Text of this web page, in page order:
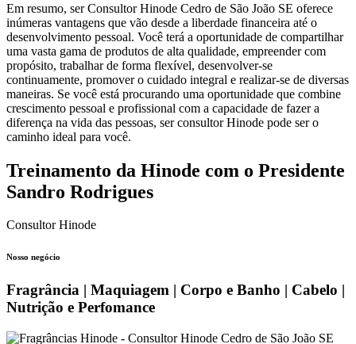
Em resumo, ser Consultor Hinode Cedro de São João SE oferece
inúmeras vantagens que vão desde a liberdade financeira até o
desenvolvimento pessoal. Você terá a oportunidade de compartilhar
uma vasta gama de produtos de alta qualidade, empreender com
propósito, trabalhar de forma flexível, desenvolver-se
continuamente, promover o cuidado integral e realizar-se de diversas
maneiras. Se você está procurando uma oportunidade que combine
crescimento pessoal e profissional com a capacidade de fazer a
diferença na vida das pessoas, ser consultor Hinode pode ser o
caminho ideal para você.
Treinamento da Hinode com o Presidente
Sandro Rodrigues
Consultor Hinode
Nosso negócio
Fragrância | Maquiagem | Corpo e Banho | Cabelo |
Nutrição e Perfomance